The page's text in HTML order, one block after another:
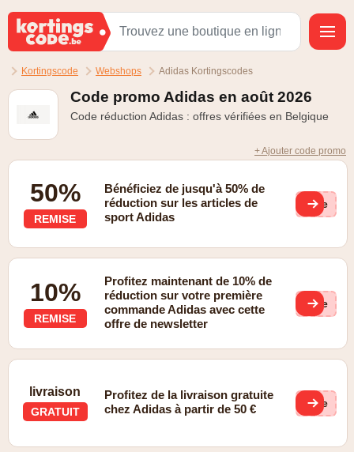
Kortingscode Webshops Adidas Kortingscodes
Code promo Adidas en août 2026
Code réduction Adidas : offres vérifiées en Belgique
+ Ajouter code promo
50%
REMISE
Bénéficiez de jusqu'à 50% de
réduction sur les articles de
sport Adidas
(ge
10%
REMISE
Profitez maintenant de 10% de
réduction sur votre première
commande Adidas avec cette
offre de newsletter
(ge
livraison
GRATUIT
Profitez de la livraison gratuite
chez Adidas à partir de 50 €
(ge